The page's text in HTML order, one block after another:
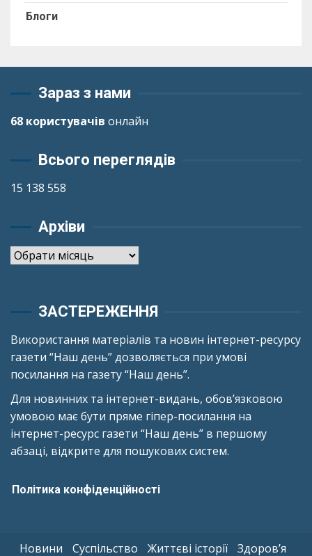
Блоги
Зараз з нами
68 користувачів онлайн
Всього переглядів
15 138 558
Архіви
Архіви
ЗАСТЕРЕЖЕННЯ
Використання матеріалів та новин інтернет-ресурсу
газети “Наш день” дозволяється при умові
посилання на газету “Наш день”.
Для новинних та інтернет-видань, обов’язковою
умовою має бути пряме гіпер-посилання на
інтернет-ресурс газети “Наш день” в першому
абзаці, відкрите для пошукових систем.
Політика конфіденційності
Новини Суспільство Життєві історії Здоров’я